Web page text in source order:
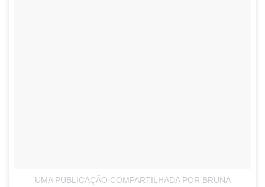
UMA PUBLICAÇÃO COMPARTILHADA POR BRUNA